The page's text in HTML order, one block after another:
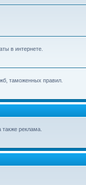
в интернете.
таможенных правил.
реклама.